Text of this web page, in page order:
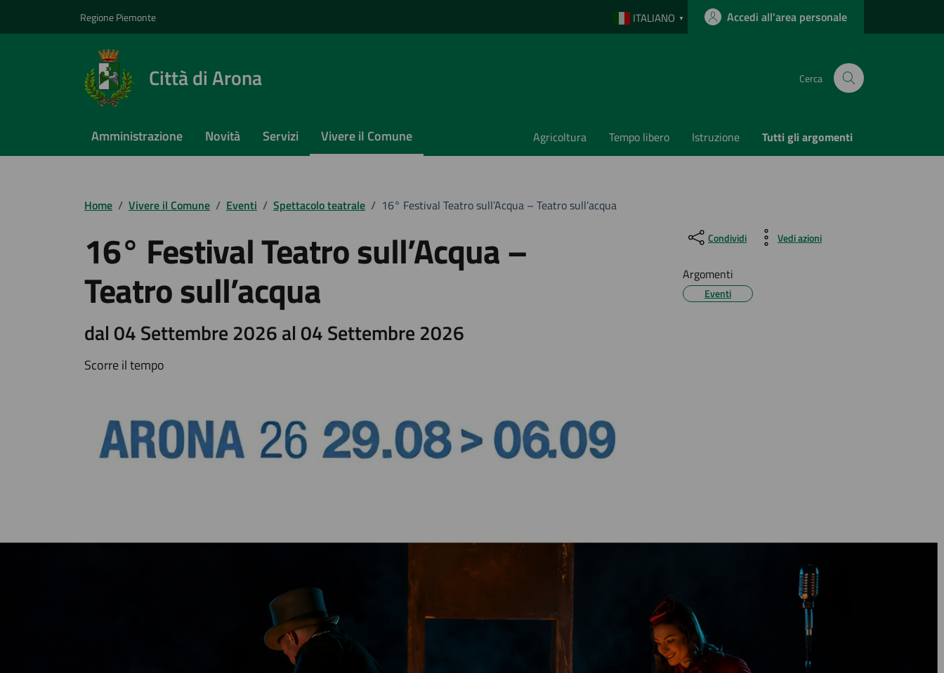
Regione Piemonte ITALIANO ▼ Accedi all'area personale
Città di Arona Cerca
Amministrazione Novità Servizi Vivere il Comune Agricoltura Tempo libero Istruzione Tutti gli argomenti
Home / Vivere il Comune / Eventi / Spettacolo teatrale / 16° Festival Teatro sull’Acqua – Teatro sull’acqua
16° Festival Teatro sull’Acqua –
Teatro sull’acqua
dal 04 Settembre 2026 al 04 Settembre 2026
Scorre il tempo
Condividi Vedi azioni
Argomenti
Eventi